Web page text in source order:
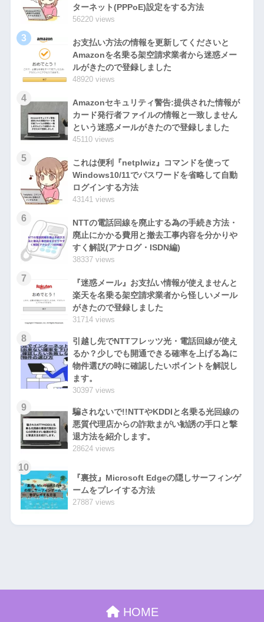
ターネット(PPPoE)設定をする方法
56220 views
3
お支払い方法の情報を更新してくださいと
Amazonを名乗る架空請求業者から迷惑メー
ルがきたので登録しました
48920 views
4
Amazonセキュリティ警告:提供された情報が
カード発行者ファイルの情報と一致しません
という迷惑メールがきたので登録しました
45110 views
5
これは便利『netplwiz』コマンドを使って
Windows10/11でパスワードを省略して自動
ログインする方法
43141 views
6
NTTの電話回線を廃止する為の手続き方法・
廃止にかかる費用と撤去工事内容を分かりや
すく解説(アナログ・ISDN編)
38337 views
7
『迷惑メール』お支払い情報が使えませんと
楽天を名乗る架空請求業者から怪しいメール
がきたので登録しました
31714 views
8
引越し先でNTTフレッツ光・電話回線が使え
るか？少しでも開通できる確率を上げる為に
物件選びの時に確認したいポイントを解説し
ます。
30397 views
9
騙されないで!!NTTやKDDIと名乗る光回線の
悪質代理店からの詐欺まがい勧誘の手口と撃
退方法を紹介します。
28624 views
10
『裏技』Microsoft Edgeの隠しサーフィンゲ
ームをプレイする方法
27887 views
HOME